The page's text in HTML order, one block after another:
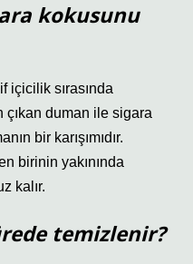
kokusunu
içicilik sırasında
duman ile sigara
bir karışımıdır.
birinin yakınında
kalır.
temizlenir?